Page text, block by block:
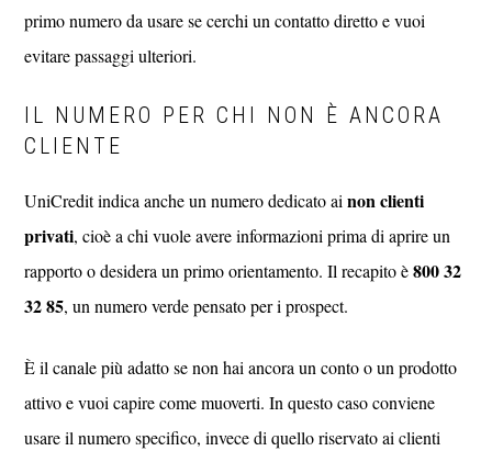
primo numero da usare se cerchi un contatto diretto e vuoi
evitare passaggi ulteriori.
IL NUMERO PER CHI NON È ANCORA
CLIENTE
UniCredit indica anche un numero dedicato ainon clienti
privati, cioè a chi vuole avere informazioni prima di aprire un
rapporto o desidera un primo orientamento. Il recapito è800 32
32 85, un numero verde pensato per i prospect.
È il canale più adatto se non hai ancora un conto o un prodotto
attivo e vuoi capire come muoverti. In questo caso conviene
usare il numero specifico, invece di quello riservato ai clienti